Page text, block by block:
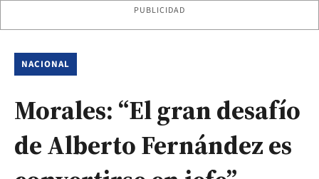
PUBLICIDAD
NACIONAL
Morales: “El gran desafío
de Alberto Fernández es